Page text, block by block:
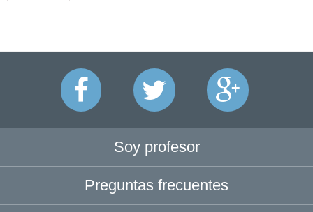
Soy profesor
Preguntas frecuentes